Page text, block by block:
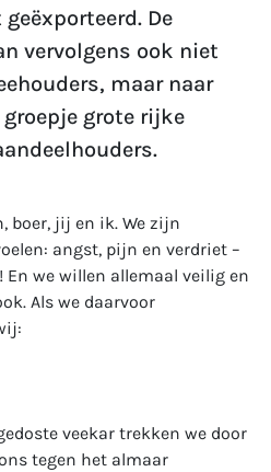
De
vervolgens ook niet
maar naar
groepje grote rijke
boer, jij en ik. We zijn
angst, pijn en verdriet –
En we willen allemaal veilig en
Als we daarvoor
veekar trekken we door
tegen het almaar